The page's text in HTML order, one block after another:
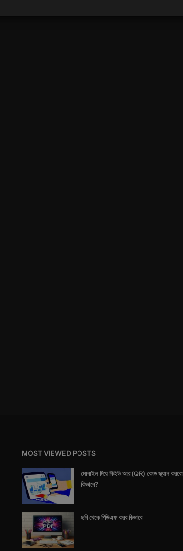
MOST VIEWED POSTS
মোবাইল দিয়ে কিইউ আর (QR) কোড স্ক্যান করবো
কিভাবে?
ছবি থেকে পিডিএফ করব কিভাবে